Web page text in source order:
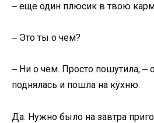
‒ еще один плюсик в твою
‒ Это ты о чем?
‒ Ни о чем. Просто пошутила, ‒
поднялась и пошла на кухню.
Да. Нужно было на завтра